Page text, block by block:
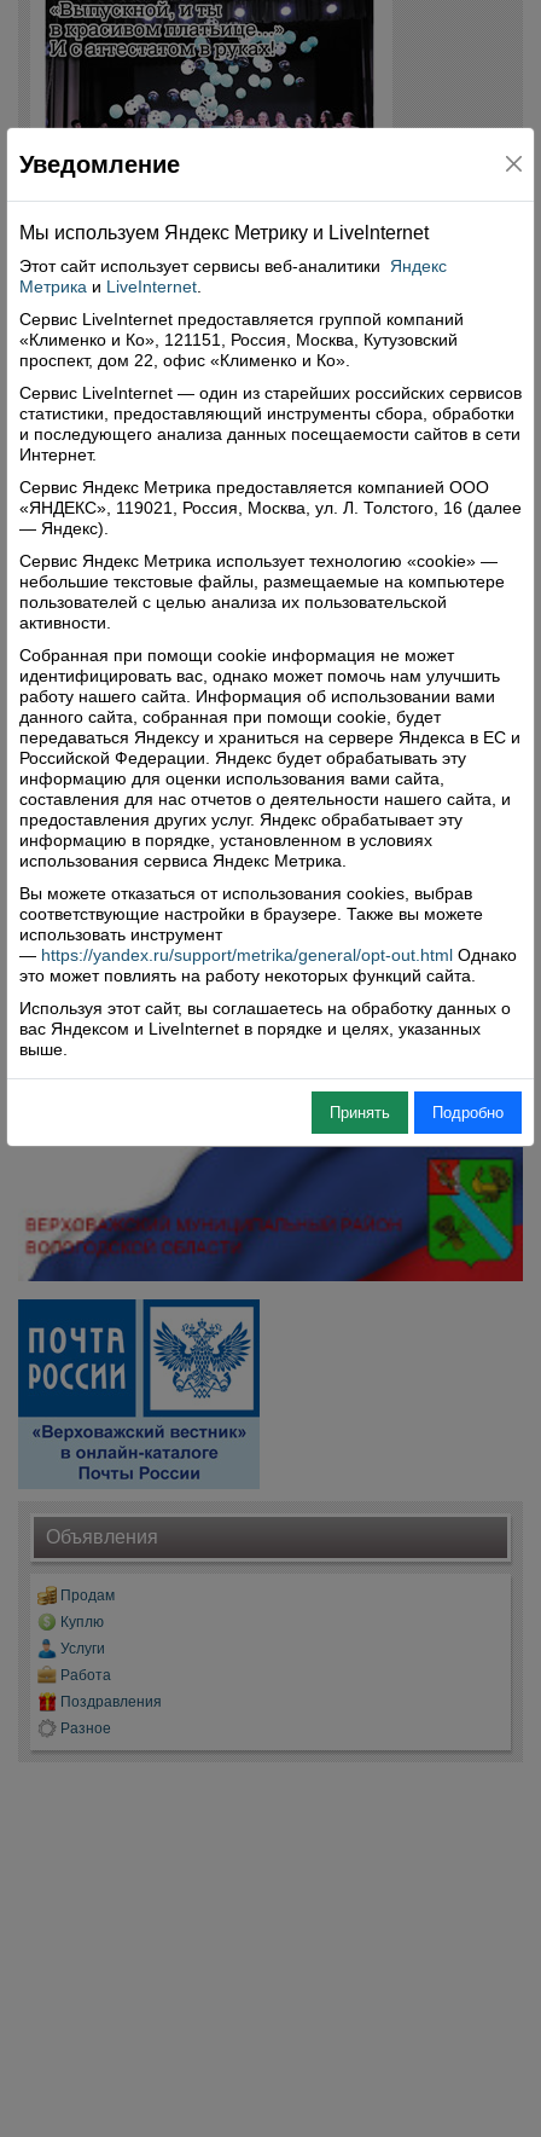
Объявления
Продам
Куплю
Услуги
Работа
Поздравления
Разное
Уведомление
Мы используем Яндекс Метрику и Livelnternet
Этот сайт использует сервисы веб-аналитики
Яндекс
Метрика и LiveInternet
Сервис LiveInternet предоставляется группой компаний
«Клименко и Ко», 121151, Россия, Москва, Кутузовский
проспект, дом 22, офис «Клименко и Ко».
Сервис LiveInternet — один из старейших российских сервисов
статистики, предоставляющий инструменты сбора, обработки
и последующего анализа данных посещаемости сайтов в сети
Интернет.
Сервис Яндекс Метрика предоставляется компанией ООО
«ЯНДЕКС», 119021, Россия, Москва, ул. Л. Толстого, 16 (далее
— Яндекс).
Сервис Яндекс Метрика использует технологию «cookie» —
небольшие текстовые файлы, размещаемые на компьютере
пользователей с целью анализа их пользовательской
активности.
Собранная при помощи cookie информация не может
идентифицировать вас, однако может помочь нам улучшить
работу нашего сайта. Информация об использовании вами
данного сайта, собранная при помощи cookie, будет
передаваться Яндексу и храниться на сервере Яндекса в ЕС и
Российской Федерации. Яндекс будет обрабатывать эту
информацию для оценки использования вами сайта,
составления для нас отчетов о деятельности нашего сайта, и
предоставления других услуг. Яндекс обрабатывает эту
информацию в порядке, установленном в условиях
использования сервиса Яндекс Метрика.
Вы можете отказаться от использования cookies, выбрав
соответствующие настройки в браузере. Также вы можете
использовать инструмент
— https://yandex.ru/support/metrika/general/opt-out.html Однако
это может повлиять на работу некоторых функций сайта.
Используя этот сайт, вы соглашаетесь на обработку данных о
вас Яндексом и LiveInternet в порядке и целях, указанных
выше.
Принять Подробно